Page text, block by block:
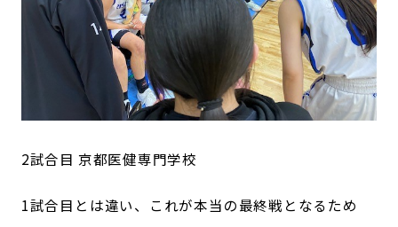
2試合目 京都医健専門学校
1試合目とは違い、これが本当の最終戦となるため